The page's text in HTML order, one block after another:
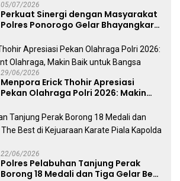
05/07/2026
Perkuat Sinergi dengan Masyarakat
Polres Ponorogo Gelar Bhayangkara
29/06/2026
Menpora Erick Thohir Apresiasi
Pekan Olahraga Polri 2026: Makin
untuk Bangsa
22/06/2026
Polres Pelabuhan Tanjung Perak
Borong 18 Medali dan Tiga Gelar Best